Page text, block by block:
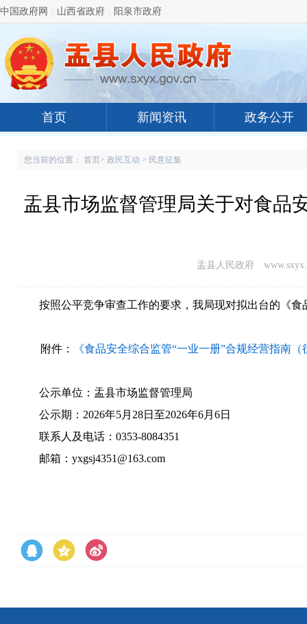
中国政府网 山西省政府 阳泉市政府
首页 新闻资讯 政务公开
您当前的位置： 首页> 政民互动 > 民意征集
盂县市场监督管理局关于对食品
盂县人民政府
按照公平竞争审查工作的要求，我局现对拟出台的《
附件： 《食品安全综合监管“一业一册”合规经营指南
公示单位：盂县市场监督管理局
公示期：2026年5月28日至2026年6月6日
联系人及电话：0353-8084351
邮箱：yxgsj4351@163.com